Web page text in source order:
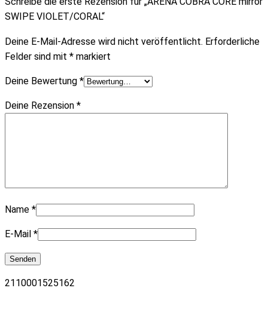
SWIPE VIOLET/CORAL“
Deine E-Mail-Adresse wird nicht veröffentlicht. Erforderliche
Felder sind mit * markiert
Deine Bewertung *
Deine Rezension *
Name *
E-Mail *
Senden
2110001525162